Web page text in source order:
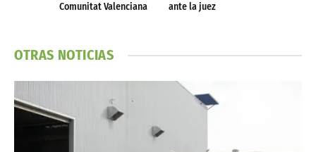
Comunitat Valenciana
ante la juez
OTRAS NOTICIAS